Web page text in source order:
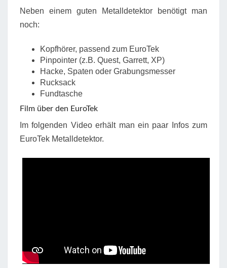
Neben einem guten Metalldetektor benötigt man
noch:
Kopfhörer, passend zum EuroTek
Pinpointer (z.B. Quest, Garrett, XP)
Hacke, Spaten oder Grabungsmesser
Rucksack
Fundtasche
Film über den EuroTek
Im folgenden Video erhält man ein paar Infos zum
EuroTek Metalldetektor.